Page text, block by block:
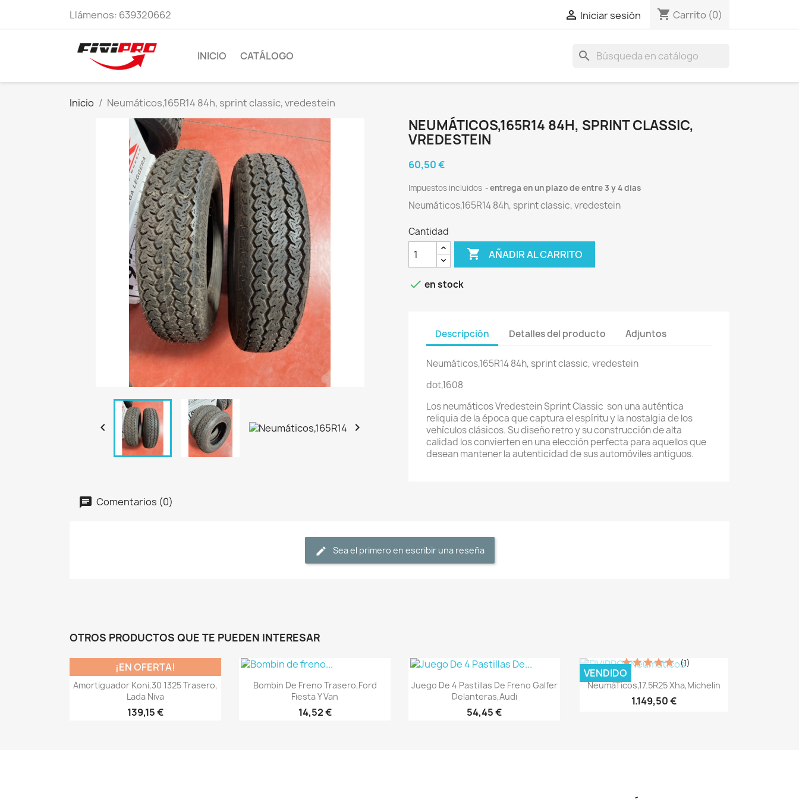
Llámenos: 639320662  Iniciar sesión shopping_cart Carrito (0)
INICIO CATÁLOGO search
Inicio Neumáticos,165R14 84h, sprint classic, vredestein
 
NEUMÁTICOS,165R14 84H, SPRINT CLASSIC,
VREDESTEIN
60,50 €
Impuestos incluidos entrega en un plazo de entre 3 y 4 dias
Neumáticos,165R14 84h, sprint classic, vredestein
Cantidad
 AÑADIR AL CARRITO
 en stock
Descripción Detalles del producto Adjuntos
Neumáticos,165R14 84h, sprint classic, vredestein
dot,1608
Los neumáticos Vredestein Sprint Classic son una auténtica
reliquia de la época que captura el espíritu y la nostalgia de los
vehículos clásicos. Su diseño retro y su construcción de alta
calidad los convierten en una elección perfecta para aquellos que
desean mantener la autenticidad de sus automóviles antiguos.
Comentarios (0)
Sea el primero en escribir una reseña
OTROS PRODUCTOS QUE TE PUEDEN INTERESAR
Vista rápida
Amortiguador Koni,30 1325 Trasero,
Lada Niva
139,15 €
¡EN OFERTA!
Vista rápida
Bombin De Freno Trasero,Ford
Fiesta Y Van
14,52 €
Vista rápida
Juego De 4 Pastillas De Freno Galfer
Delanteras,Audi
54,45 €
Vista rápida
NeumáTicos,17.5R25 Xha,Michelin
1.149,50 €
(1)
VENDIDO